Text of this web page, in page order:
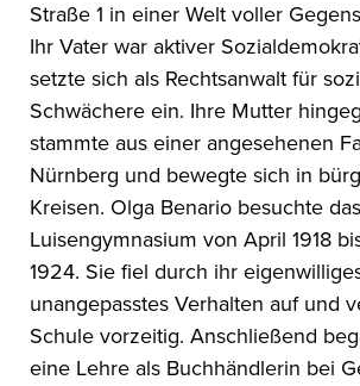
Straße 1 in einer Welt voller
Ihr Vater war aktiver
setzte sich als Rechtsanwalt für
Schwächere ein. Ihre Mutter
stammte aus einer angesehenen
Nürnberg und bewegte sich in
Kreisen. Olga Benario besuchte
Luisengymnasium von April 1918
1924. Sie fiel durch ihr
unangepasstes Verhalten auf und
Schule vorzeitig. Anschließend
eine Lehre als Buchhändlerin bei